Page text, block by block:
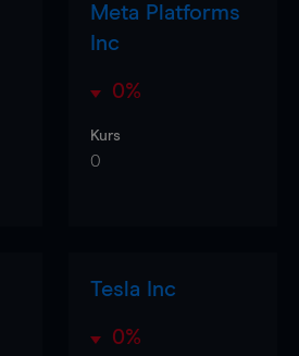
Meta Platforms
Inc
0%
Kurs
0
Tesla Inc
0%